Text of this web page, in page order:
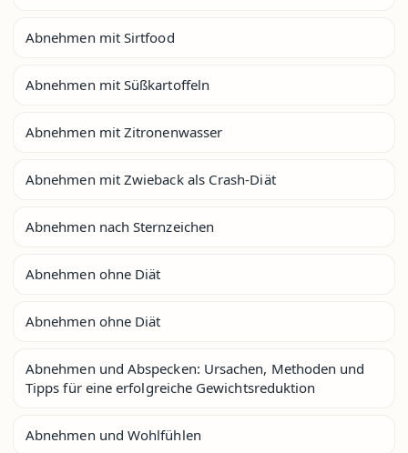
Abnehmen mit Sirtfood
Abnehmen mit Süßkartoffeln
Abnehmen mit Zitronenwasser
Abnehmen mit Zwieback als Crash-Diät
Abnehmen nach Sternzeichen
Abnehmen ohne Diät
Abnehmen ohne Diät
Abnehmen und Abspecken: Ursachen, Methoden und
Tipps für eine erfolgreiche Gewichtsreduktion
Abnehmen und Wohlfühlen